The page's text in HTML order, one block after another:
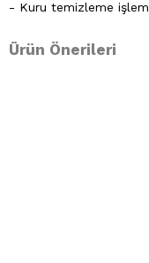
- Kuru temizleme
- Lekelerin çözücülerle
Ürün Önerileri